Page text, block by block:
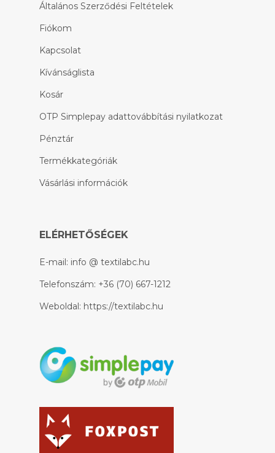
Általános Szerződési Feltételek
Fiókom
Kapcsolat
Kívánságlista
Kosár
OTP Simplepay adattovábbítási nyilatkozat
Pénztár
Termékkategóriák
Vásárlási információk
ELÉRHETŐSÉGEK
E-mail: info @ textilabc.hu
Telefonszám: +36 (70) 667-1212
Weboldal: https://textilabc.hu